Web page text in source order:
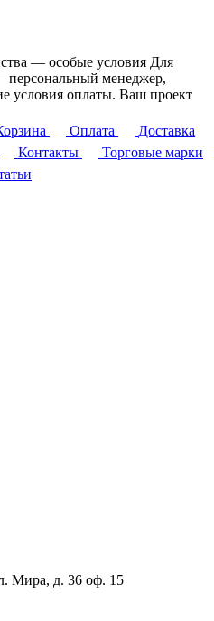
— особые условия Для
персональный менеджер,
условия оплаты. Ваш проект
Оплата
Доставка
Контакты
Торговые марки
Мира, д. 36 оф. 15